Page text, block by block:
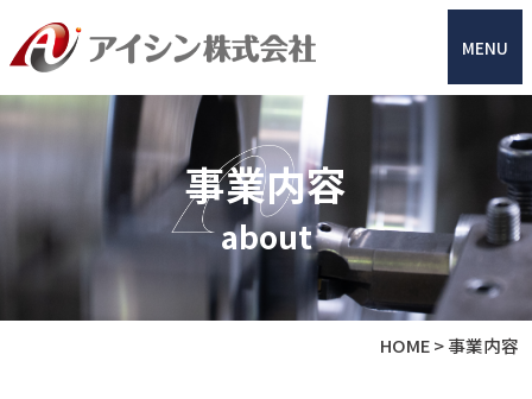
MENU
事業内容
about
HOME>事業内容